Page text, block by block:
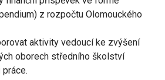
z rozpočtu Olomouckého
aktivity vedoucí ke zvýšení
oborech středního školství